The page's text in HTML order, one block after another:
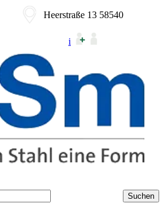
Heerstraße 13 58540
i